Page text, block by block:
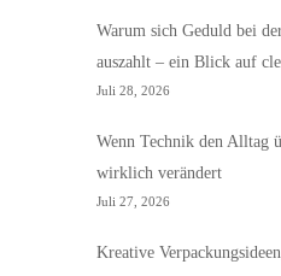
Warum sich Geduld bei
auszahlt – ein Blick auf
Juli 28, 2026
Wenn Technik den Alltag
wirklich verändert
Juli 27, 2026
Kreative